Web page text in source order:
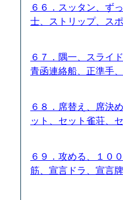
６６．スッタン、ず
士、ストリップ、ス
６７．隅一、スライ
青函連絡船、正準手
６８．席替え、席決
ット、セット雀荘、
６９．攻める、１０
筋、宣言ドラ、宣言